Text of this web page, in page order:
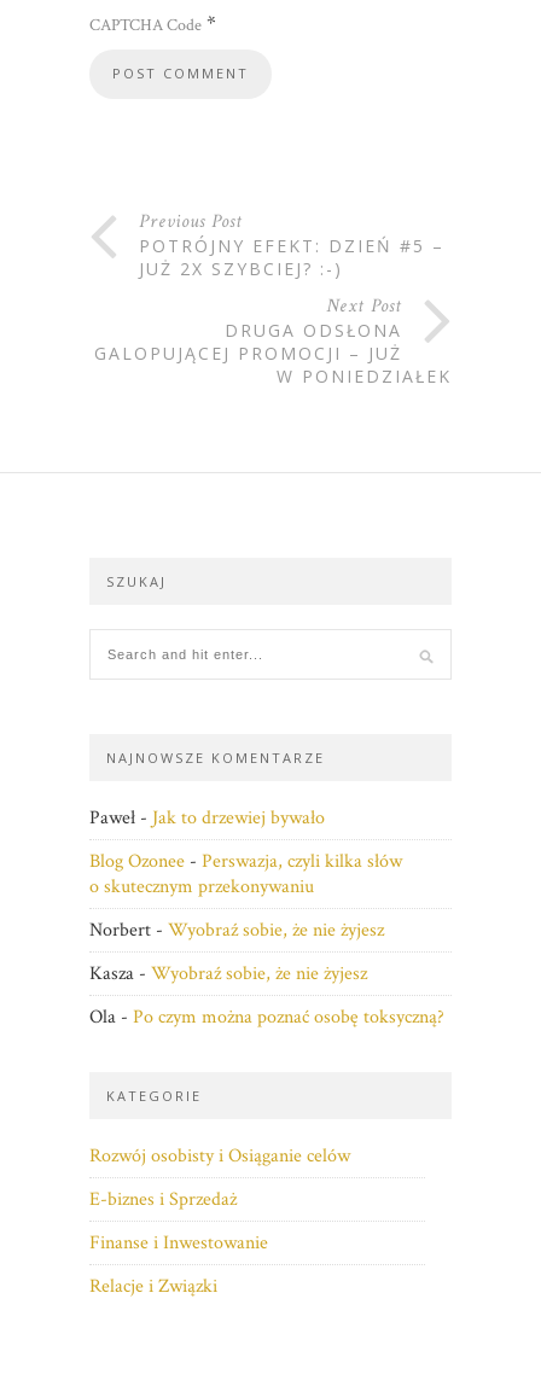
CAPTCHA Code *
Previous Post
POTRÓJNY EFEKT: DZIEŃ #5 –
JUŻ 2X SZYBCIEJ? :-)
Next Post
DRUGA ODSŁONA
GALOPUJĄCEJ PROMOCJI – JUŻ
W PONIEDZIAŁEK
SZUKAJ
NAJNOWSZE KOMENTARZE
Paweł - Jak to drzewiej bywało
Blog Ozonee - Perswazja, czyli kilka słów
o skutecznym przekonywaniu
Norbert - Wyobraź sobie, że nie żyjesz
Kasza - Wyobraź sobie, że nie żyjesz
Ola - Po czym można poznać osobę toksyczną?
KATEGORIE
Rozwój osobisty i Osiąganie celów
E-biznes i Sprzedaż
Finanse i Inwestowanie
Relacje i Związki